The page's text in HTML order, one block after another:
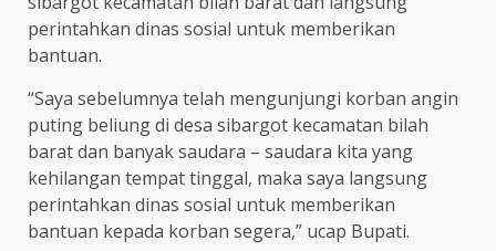
perintahkan dinas sosial untuk memberikan
bantuan.
“Saya sebelumnya telah mengunjungi korban angin
puting beliung di desa sibargot kecamatan bilah
barat dan banyak saudara – saudara kita yang
kehilangan tempat tinggal, maka saya langsung
perintahkan dinas sosial untuk memberikan
bantuan kepada korban segera,” ucap Bupati.